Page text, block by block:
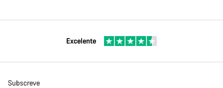
Excelente
Subscreve